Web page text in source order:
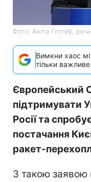
Фото: Аніта Гіппер,
Вимкни хаос
тільки важливе
Європейський
підтримувати
Росії та
постачання
ракет-
З такою заявою